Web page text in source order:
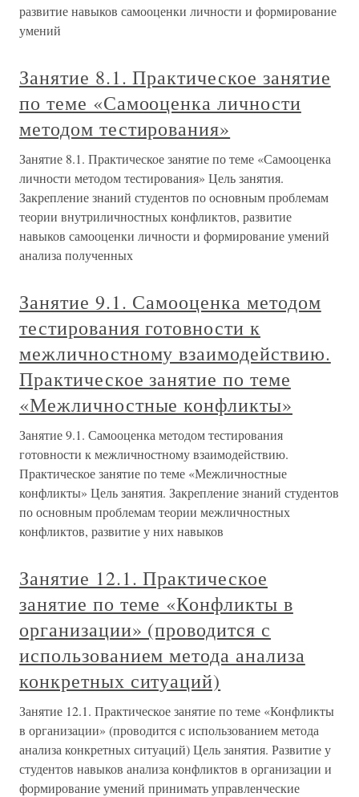
развитие навыков самооценки личности и формирование
умений
Занятие 8.1. Практическое занятие
по теме «Самооценка личности
методом тестирования»
Занятие 8.1. Практическое занятие по теме «Самооценка
личности методом тестирования» Цель занятия.
Закрепление знаний студентов по основным проблемам
теории внутриличностных конфликтов, развитие
навыков самооценки личности и формирование умений
анализа полученных
Занятие 9.1. Самооценка методом
тестирования готовности к
межличностному взаимодействию.
Практическое занятие по теме
«Межличностные конфликты»
Занятие 9.1. Самооценка методом тестирования
готовности к межличностному взаимодействию.
Практическое занятие по теме «Межличностные
конфликты» Цель занятия. Закрепление знаний студентов
по основным проблемам теории межличностных
конфликтов, развитие у них навыков
Занятие 12.1. Практическое
занятие по теме «Конфликты в
организации» (проводится с
использованием метода анализа
конкретных ситуаций)
Занятие 12.1. Практическое занятие по теме «Конфликты
в организации» (проводится с использованием метода
анализа конкретных ситуаций) Цель занятия. Развитие у
студентов навыков анализа конфликтов в организации и
формирование умений принимать управленческие